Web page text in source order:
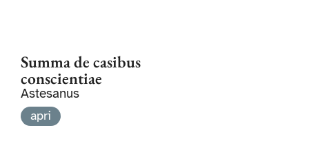
Summa de casibus
conscientiae
Astesanus
apri